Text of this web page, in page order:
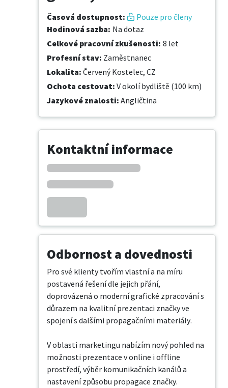
Časová dostupnost:
Pouze pro členy
Hodinová sazba: Na dotaz
Celkové pracovní zkušenosti: 8 let
Profesní stav: Zaměstnanec
Lokalita: Červený Kostelec, CZ
Ochota cestovat: V okolí bydliště (100 km)
Jazykové znalosti: Angličtina
Kontaktní informace
Odbornost a dovednosti
Pro své klienty tvořím vlastní a na míru
postavená řešení dle jejich přání,
doprovázená o moderní grafické zpracování s
důrazem na kvalitní prezentaci značky ve
spojení s dalšími propagačními materiály.
V oblasti marketingu nabízím nový pohled na
možnosti prezentace v online i offline
prostředí, výběr komunikačních kanálů a
nastavení způsobu propagace značky.